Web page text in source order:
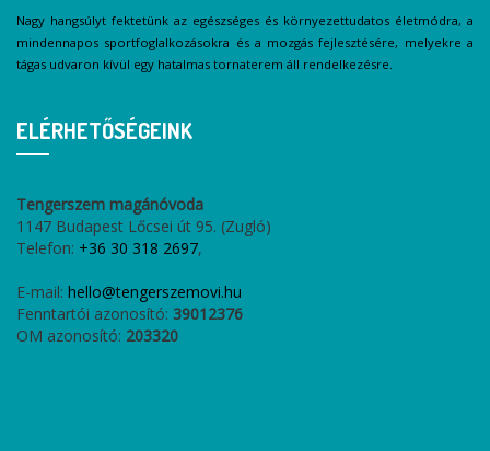
Nagy hangsúlyt fektetünk az egészséges és környezettudatos életmódra, a
mindennapos sportfoglalkozásokra és a mozgás fejlesztésére, melyekre a
tágas udvaron kívül egy hatalmas tornaterem áll rendelkezésre.
ELÉRHETŐSÉGEINK
Tengerszem magánóvoda
1147 Budapest Lőcsei út 95. (Zugló)
Telefon: +36 30 318 2697,
E-mail: hello@tengerszemovi.hu
Fenntartói azonosító: 39012376
OM azonosító: 203320